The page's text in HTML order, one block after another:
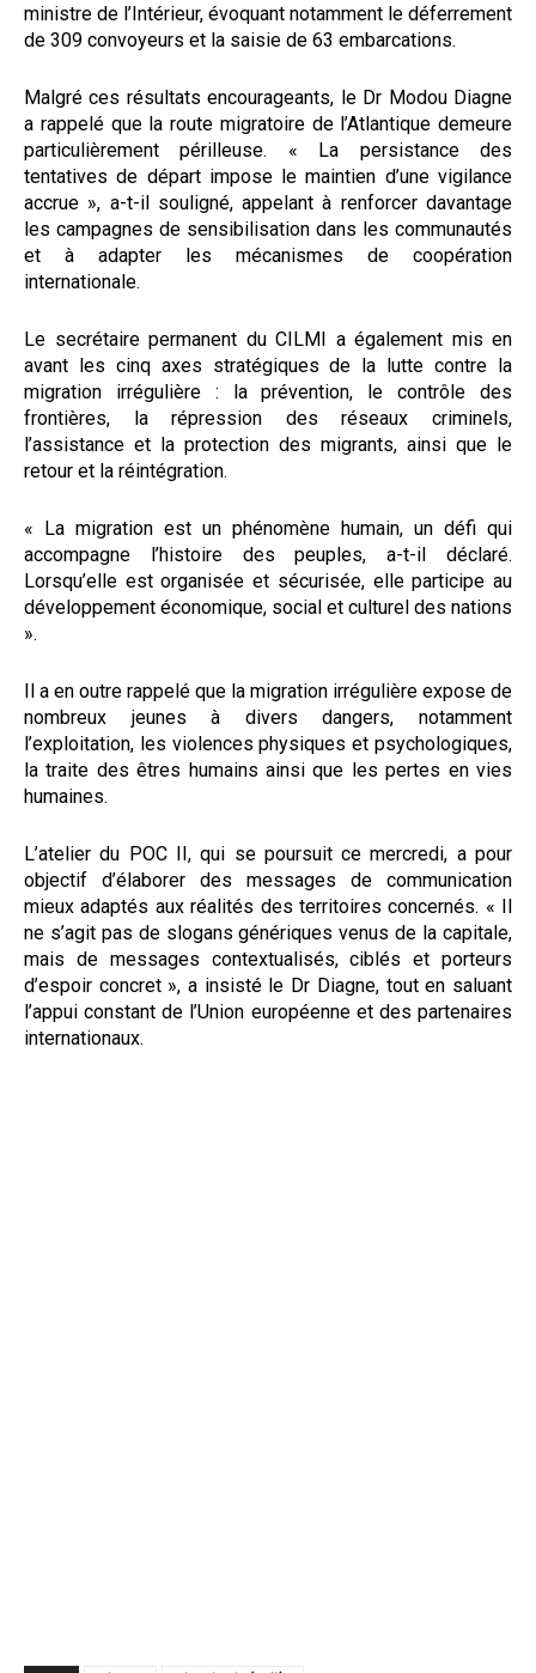
ministre de l’Intérieur, évoquant notamment le déferrement
de 309 convoyeurs et la saisie de 63 embarcations.
Malgré ces résultats encourageants, le Dr Modou Diagne
a rappelé que la route migratoire de l’Atlantique demeure
particulièrement périlleuse. « La persistance des
tentatives de départ impose le maintien d’une vigilance
accrue », a-t-il souligné, appelant à renforcer davantage
les campagnes de sensibilisation dans les communautés
et à adapter les mécanismes de coopération
internationale.
Le secrétaire permanent du CILMI a également mis en
avant les cinq axes stratégiques de la lutte contre la
migration irrégulière : la prévention, le contrôle des
frontières, la répression des réseaux criminels,
l’assistance et la protection des migrants, ainsi que le
retour et la réintégration.
« La migration est un phénomène humain, un défi qui
accompagne l’histoire des peuples, a-t-il déclaré.
Lorsqu’elle est organisée et sécurisée, elle participe au
développement économique, social et culturel des nations
».
Il a en outre rappelé que la migration irrégulière expose de
nombreux jeunes à divers dangers, notamment
l’exploitation, les violences physiques et psychologiques,
la traite des êtres humains ainsi que les pertes en vies
humaines.
L’atelier du POC II, qui se poursuit ce mercredi, a pour
objectif d’élaborer des messages de communication
mieux adaptés aux réalités des territoires concernés. « Il
ne s’agit pas de slogans génériques venus de la capitale,
mais de messages contextualisés, ciblés et porteurs
d’espoir concret », a insisté le Dr Diagne, tout en saluant
l’appui constant de l’Union européenne et des partenaires
internationaux.